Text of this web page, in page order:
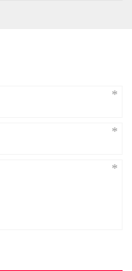
成本综合考
立品地板科